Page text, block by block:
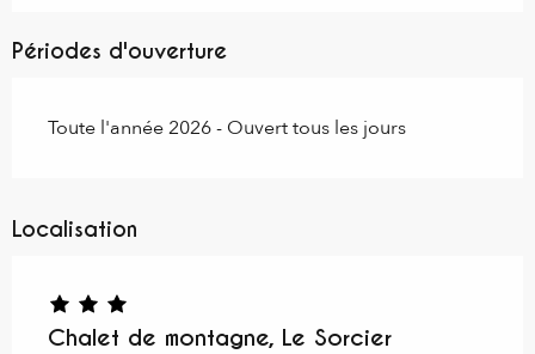
Périodes d'ouverture
Toute l'année 2026 - Ouvert tous les jours
Localisation
Chalet de montagne, Le Sorcier